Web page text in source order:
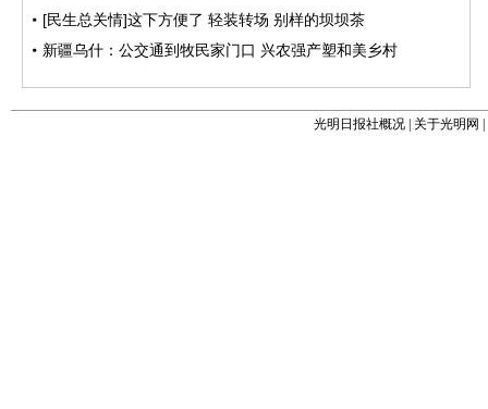
光明日报社概况 关于光明网